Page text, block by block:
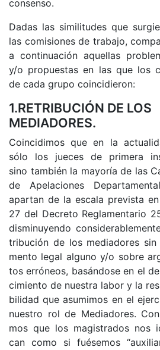
con­sen­so.
Da­das las si­mi­li­tu­des que
las co­mi­sio­nes de tra­ba­jo,
a con­ti­nua­ción aque­llas
y/o pro­pues­tas en las que los
de ca­da gru­po coin­ci­die­ro­n:
1.RETRIBUCIÓN DE LOS
MEDIADORES.
Coin­ci­di­mos que en la
só­lo los jue­ces de pri­me­ra
sino tam­bién la ma­yo­ría de las
de Ape­la­cio­nes
apar­tan de la es­ca­la pre­vis­ta
27 del De­cre­to Re­gla­men­ta­rio
dis­mi­nu­yen­do
tri­bu­ción de los me­dia­do­res
men­to le­gal al­guno y/o so­bre
tos erró­neo­s, ba­sán­do­se en el
ci­mien­to de nues­tra la­bor y la
bi­li­dad que asu­mi­mos en el
nues­tro rol de Me­dia­do­res.
mos que los ma­gis­tra­dos nos
can co­mo si fué­se­mos